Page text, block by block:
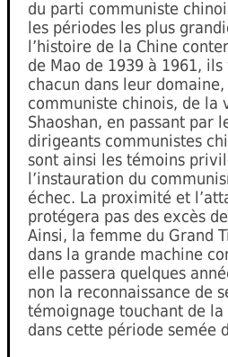
du parti communiste
les périodes les plus
l’histoire de la Chine
de Mao de 1939 à 1961,
chacun dans leur
communiste chinois, de la
Shaoshan, en passant par
dirigeants communistes
sont ainsi les témoins
l’instauration du
échec. La proximité et
protégera pas des excès
Ainsi, la femme du Grand
dans la grande machine
elle passera quelques
non la reconnaissance de
témoignage touchant de
dans cette période semée